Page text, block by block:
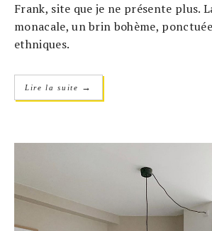
Frank, site que je ne présente plus.
monacale, un brin bohème,
ethniques.
Lire la suite →